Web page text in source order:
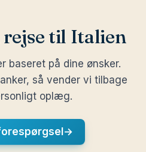
til Italien
baseret på dine ønsker.
så vender vi tilbage
oplæg.
→